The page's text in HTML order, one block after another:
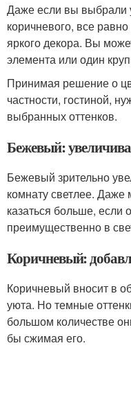
Даже если вы выбрали
коричневого, все
яркого декора. Вы
элемента или один
Принимая решение о
частности, гостиной,
выбранных оттенков.
Бежевый:
Бежевый зрительно
комнату светлее. Даже
казаться больше,
преимущественно в
Коричневый:
Коричневый вносит в
уюта. Но темные
большом количестве
бы сжимая его.